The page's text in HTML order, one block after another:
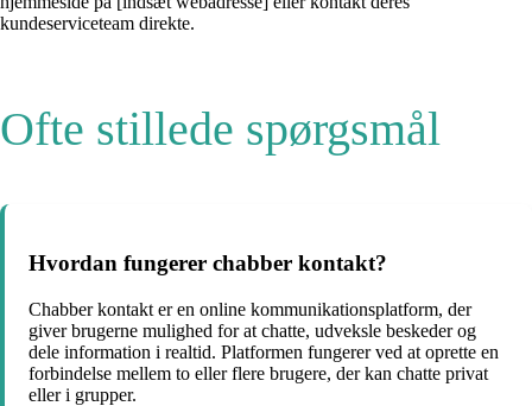
kundeserviceteam direkte.
Ofte stillede spørgsmål
Hvordan fungerer chabber kontakt?
Chabber kontakt er en online kommunikationsplatform, der
giver brugerne mulighed for at chatte, udveksle beskeder og
dele information i realtid. Platformen fungerer ved at oprette en
forbindelse mellem to eller flere brugere, der kan chatte privat
eller i grupper.